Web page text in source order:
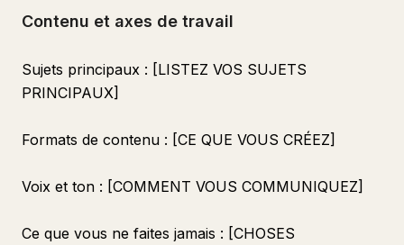
Contenu et axes de travail
Sujets principaux : [LISTEZ VOS SUJETS
PRINCIPAUX]
Formats de contenu : [CE QUE VOUS CRÉEZ]
Voix et ton : [COMMENT VOUS COMMUNIQUEZ]
Ce que vous ne faites jamais : [CHOSES